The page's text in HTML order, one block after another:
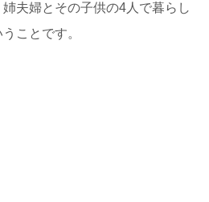
夫婦とその子供の4人で暮らし
ことです。